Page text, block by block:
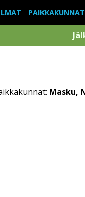
PAIKKAKUNNAT
Masku,